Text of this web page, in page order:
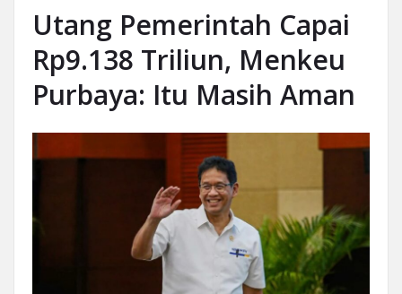
Utang Pemerintah Capai
Rp9.138 Triliun, Menkeu
Purbaya: Itu Masih Aman